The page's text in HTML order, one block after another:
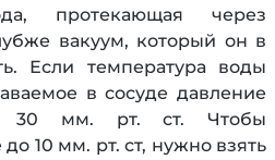
протекающая через
вакуум, который он в
Если температура воды
в сосуде давление
30 мм. рт. ст. Чтобы
10 мм. рт. ст, нужно взять